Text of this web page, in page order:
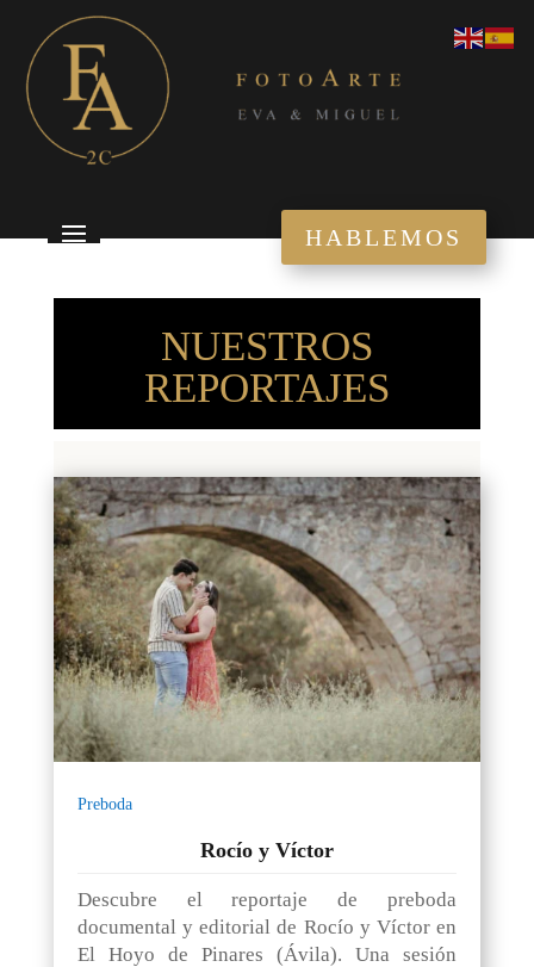
HABLEMOS
NUESTROS
REPORTAJES
Preboda
Rocío y Víctor
Descubre el reportaje de preboda
documental y editorial de Rocío y Víctor en
El Hoyo de Pinares (Ávila). Una sesión